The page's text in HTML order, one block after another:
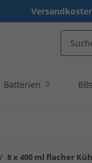
Batterien
8 x 400 ml flacher